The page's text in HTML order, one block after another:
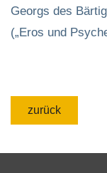
Georgs des
(„Eros und
zurück